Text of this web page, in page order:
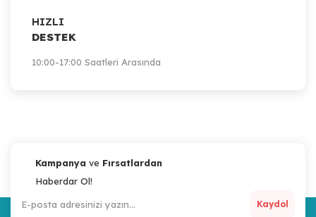
HIZLI
DESTEK
10:00-17:00 Saatleri Arasında
Kampanya ve Fırsatlardan
Haberdar Ol!
Kaydol